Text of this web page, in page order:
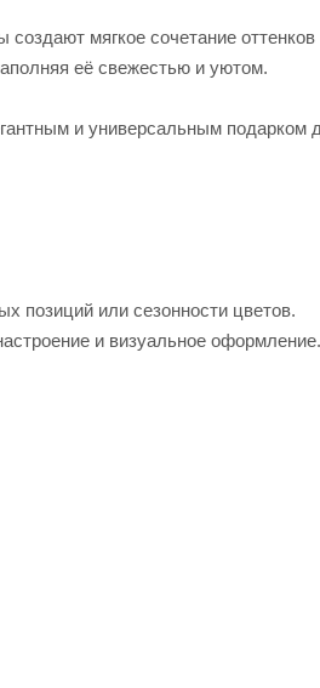
мягкое сочетание оттенков
её свежестью и уютом.
и универсальным подарком
позиций или сезонности цветов.
и визуальное оформление.